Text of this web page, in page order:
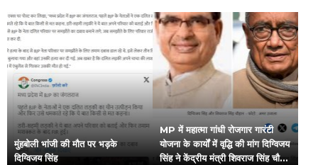
मुंहबोली भांजी की मौत पर भड़के
दिग्विजय सिंह
MP में महात्मा गांधी रोजगार गारंटी
योजना के कार्यों में वृद्धि की मांग दिग्विजय
सिंह ने केंद्रीय मंत्री शिवराज सिंह चौहान